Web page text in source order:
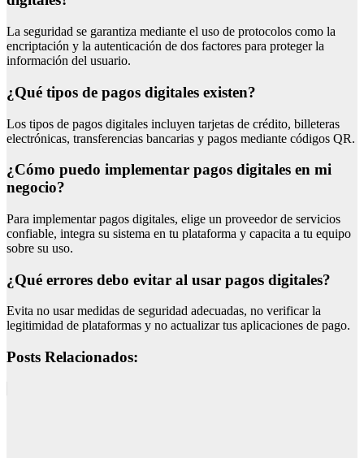
La seguridad se garantiza mediante el uso de protocolos como la
encriptación y la autenticación de dos factores para proteger la
información del usuario.
¿Qué tipos de pagos digitales existen?
Los tipos de pagos digitales incluyen tarjetas de crédito, billeteras
electrónicas, transferencias bancarias y pagos mediante códigos QR.
¿Cómo puedo implementar pagos digitales en mi
negocio?
Para implementar pagos digitales, elige un proveedor de servicios
confiable, integra su sistema en tu plataforma y capacita a tu equipo
sobre su uso.
¿Qué errores debo evitar al usar pagos digitales?
Evita no usar medidas de seguridad adecuadas, no verificar la
legitimidad de plataformas y no actualizar tus aplicaciones de pago.
Posts Relacionados: